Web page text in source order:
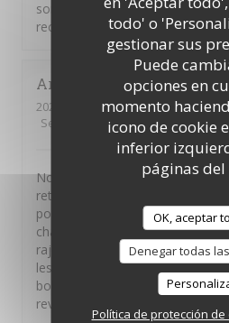
todo' o
gestionar sus
Puede
opciones en
momento
icono de cookie
inferior
páginas del
OK, aceptar
Denegar todas
Política de protección
somptueuse Une équipe jeune et
recommande vivement
Arnaud
2026-08-07
- 12:45 - Invitados 5
Servicio
/5 Ambiente: 5/5 Menú
Nous recommandons vivement
retenir. Serveur très
pour sa bonne humeur qui a
chaleureuse à notre moment en
rajouterons volontiers une étoile
les plats... moules burger,
boucher....tout était excellent
reviendrons bientôt.